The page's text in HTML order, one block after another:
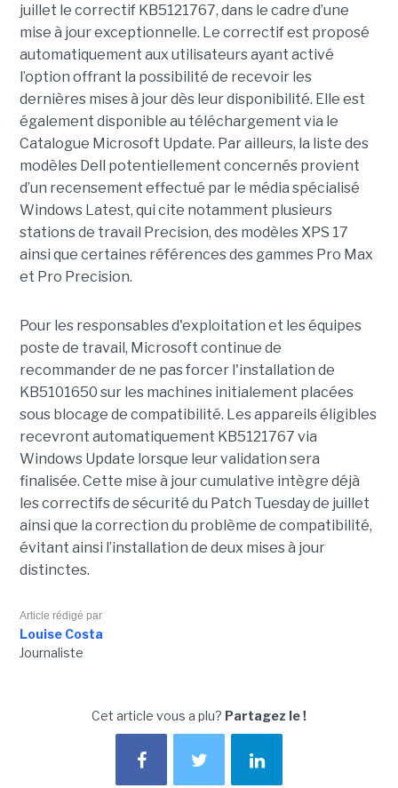
juillet le correctif KB5121767, dans le cadre d’une
mise à jour exceptionnelle. Le correctif est proposé
automatiquement aux utilisateurs ayant activé
l’option offrant la possibilité de recevoir les
dernières mises à jour dès leur disponibilité. Elle est
également disponible au téléchargement via le
Catalogue Microsoft Update. Par ailleurs, la liste des
modèles Dell potentiellement concernés provient
d’un recensement effectué par le média spécialisé
Windows Latest, qui cite notamment plusieurs
stations de travail Precision, des modèles XPS 17
ainsi que certaines références des gammes Pro Max
et Pro Precision.
Pour les responsables d'exploitation et les équipes
poste de travail, Microsoft continue de
recommander de ne pas forcer l'installation de
KB5101650 sur les machines initialement placées
sous blocage de compatibilité. Les appareils éligibles
recevront automatiquement KB5121767 via
Windows Update lorsque leur validation sera
finalisée. Cette mise à jour cumulative intègre déjà
les correctifs de sécurité du Patch Tuesday de juillet
ainsi que la correction du problème de compatibilité,
évitant ainsi l’installation de deux mises à jour
distinctes.
Article rédigé par
Louise Costa
Journaliste
Cet article vous a plu? Partagez le !